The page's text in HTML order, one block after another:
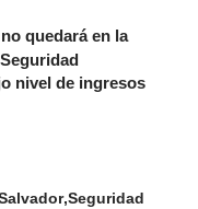
quedará en la
nivel de ingresos
Seguridad